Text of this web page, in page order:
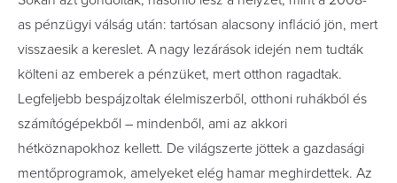
as pénzügyi válság után: tartósan alacsony infláció jön, mert
visszaesik a kereslet. A nagy lezárások idején nem tudták
költeni az emberek a pénzüket, mert otthon ragadtak.
Legfeljebb bespájzoltak élelmiszerből, otthoni ruhákból és
számítógépekből – mindenből, ami az akkori
hétköznapokhoz kellett. De világszerte jöttek a gazdasági
mentőprogramok, amelyeket elég hamar meghirdettek. Az